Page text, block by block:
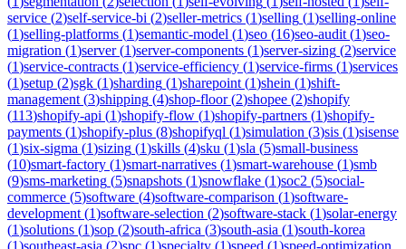
service (2)self-service-bi (2)seller-metrics (1)selling (1)selling-online
(1)selling-platforms (1)semantic-model (1)seo (16)seo-audit (1)seo-
migration (1)server(1)server-components (1)server-sizing (2)service
(1)service-contracts (1)service-efficiency (1)service-firms (1)services
(1)setup (2)sgk (1)sharding (1)sharepoint (1)shein (1)shift-
management (3)shipping (4)shop-floor(2)shopee (2)shopify
(113)shopify-api (1)shopify-flow (1)shopify-partners (1)shopify-
payments (1)shopify-plus (8)shopifyql (1)simulation (3)sis (1)sisense
(1)six-sigma (1)sizing (1)skills (4)sku (1)sla (5)small-business
(10)smart-factory (1)smart-narratives (1)smart-warehouse (1)smb
(9)sms-marketing (5)snapshots (1)snowflake (1)soc2 (5)social-
commerce (5)software (4)software-comparison (1)software-
development (1)software-selection (2)software-stack (1)solar-energy
(1)solutions (1)sop (2)south-africa (3)south-asia (1)south-korea
(1)southeast-asia (2)spc (1)specialty (1)speed (1)speed-optimization